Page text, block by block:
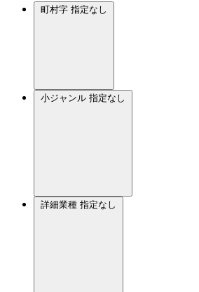
町村字 指定なし
小ジャンル 指定なし
詳細業種 指定なし